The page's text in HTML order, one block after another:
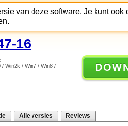
van deze software. Je kunt ook
16
/ Win2k / Win7 / Win8 /
Alle versies Reviews